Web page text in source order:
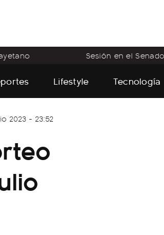
Sesión en el Senado
Lifestyle Tecnología
2023 - 23:52